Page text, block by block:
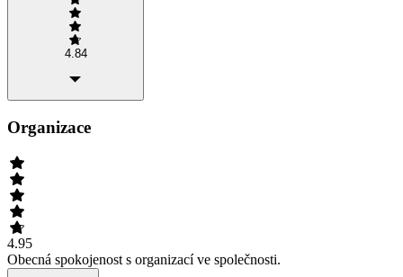
4.84
Organizace
4.95
Obecná spokojenost s organizací ve společnosti.